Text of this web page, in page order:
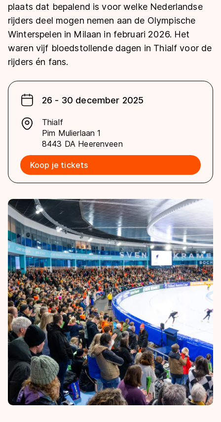
Schoonrijden
Natuurijs
Inlineskaten
Kunstschaatsen
Persoonlijke records & tijden
Historie & statistiek
Inschrijven wedstrijden
Algemene Nederlandse Schaatstijd
Deze zomer de weg op
Schaatsfans
Alles voor jou als schaatsfan
Tickets
Word schaatsfan!
Winacties
Olympische Spelen
Olympische Spelen
Medaille overzicht
Medaillespiegel
Olympische uitslagen
Van Jong tot Goud verhalen
26 - 30 december 2025
Thialf
Pim Mulierlaan 1
8443 DA Heerenveen
Koop je tickets
plaats dat bepalend is voor welke Nederlandse
rijders deel mogen nemen aan de Olympische
Winterspelen in Milaan in februari 2026. Het
waren vijf bloedstollende dagen in Thialf voor de
rijders én fans.